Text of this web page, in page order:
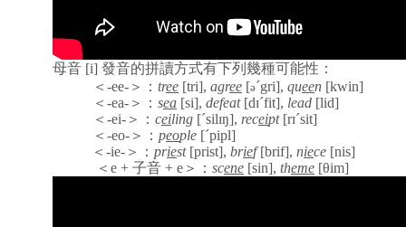
母音 [i] 發音的拼讀方式有下列幾種可能性：
＜ -ee- ＞： tree [tri], agree [ə´gri], queen [kwin]
＜ -ea- ＞： sea [si], defeat[dɪ´fit], lead [lid]
＜ -ei- ＞： ceiling [´silɪŋ], receipt[rɪ´sit]
＜ -eo- ＞： people [´pipl]
＜ -ie- ＞： priest[prist], brief[brif], niece [nis]
＜ e + 子音 + e ＞： scene [sin], theme [θim]